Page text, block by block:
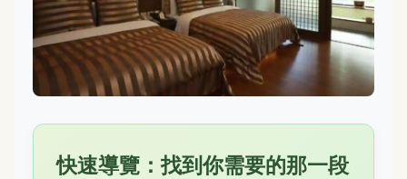
快速導覽：找到你需要的那一段